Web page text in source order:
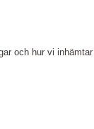
och hur vi